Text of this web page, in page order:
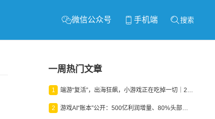
微信公众号 手机端 搜索
一周热门文章
1 端游“复活”，出海狂飙，小游戏正在吃掉一切｜2026上半年产业报告
2 游戏AI“账本”公开：500亿利润增量、80%头部入局，谁在闷声发财？